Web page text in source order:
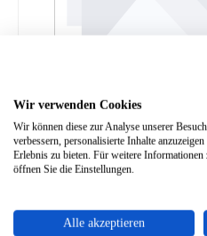
Spartherm Varia M-
Wir verwenden Cookies
Wir können diese zur Analyse unserer
verbessern, personalisierte Inhalte
Erlebnis zu bieten. Für weitere
öffnen Sie die Einstellungen.
Alle akzeptieren